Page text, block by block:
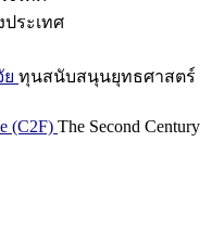
ระเทศ
ทุนสนับสนุนยุทธศาสตร์
(C2F) The Second Century